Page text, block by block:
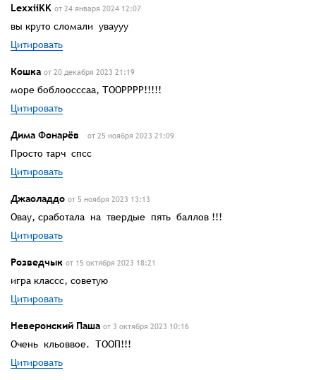
LexxiiKK от 24 января 2024 12:07
вы круто сломали уваууу
Цитировать
Кошка от 20 декабря 2023 21:19
море боблоосссаа, ТООРРРР!!!!!
Цитировать
Дима Фонарёв от 25 ноября 2023 21:09
Просто тарч спсс
Цитировать
Джаоладдо от 5 ноября 2023 13:13
Овау, сработала на твердые пять баллов !!!
Цитировать
Розведчык от 15 октября 2023 18:21
игра классс, советую
Цитировать
Неверонский Паша от 3 октября 2023 10:16
Очень кльоввое. ТООП!!!
Цитировать